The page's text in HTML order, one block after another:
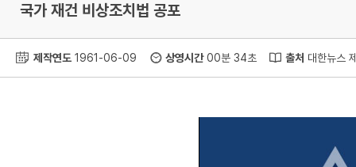
국가 재건 비상조치법 공포
제작연도 1961-06-09 상영시간00분 34초 출처 대한뉴스